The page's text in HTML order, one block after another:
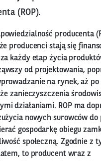
(ROP).
producenta
producenci stają się
każdy etap życia
od projektowania,
na rynek, aż po
zanieczyszczenia
działaniami. ROP ma
nowych surowców do
gospodarkę obiegu
społeczną. Zgodnie z
to producent wraz z